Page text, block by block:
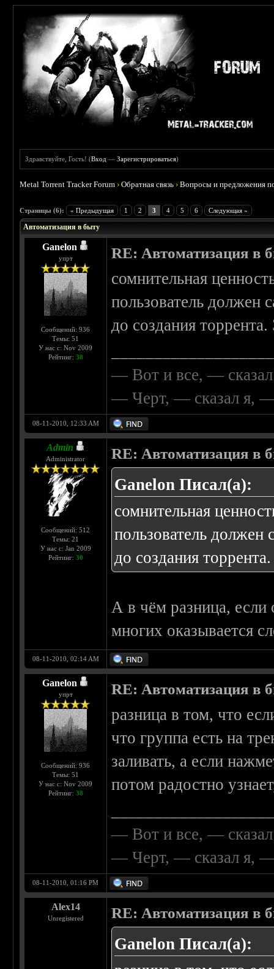
Здравствуйте, Гость! (Вход —Зарегистрироваться)
Metal Torrent Tracker Forum ›Обратная связь ›Вопросы и предложения
Страницы (6): « Предыдущая 1 2 3 4 5 6 Следующая »
Автоматизация в быту
Ganelon
упрт
Сообщений: 936
Темы: 51
У нас с: Nov 2009
Рейтинг: 38
RE: Автоматизация в
сомнительная
пользователь должен
до создания
— Вот и все, —
— Черт, — сказал я, —
08-11-2010, 12:33 AM
Admin
Administrator
Сообщений: 512
Темы: 21
У нас с: Jan 2009
Рейтинг: 30
RE: Автоматизация в
Ganelon Писал(а):
сомнительная
пользователь должен
до создания
А в чём разница, если
многих оказывается
08-11-2010, 02:14 AM
Ganelon
упрт
Сообщений: 936
Темы: 51
У нас с: Nov 2009
Рейтинг: 38
RE: Автоматизация в
разница в том, что
что группа есть на
заливать, а если
потом радостно
— Вот и все, —
— Черт, — сказал я, —
08-11-2010, 01:16 PM
Alex14
Unregistered RE: Автоматизация в
Ganelon Писал(а):